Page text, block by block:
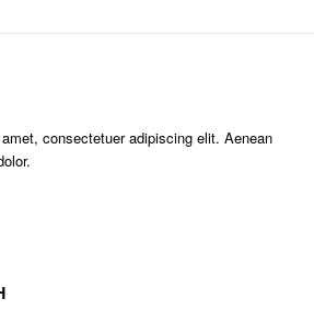
consectetuer adipiscing elit. Aenean